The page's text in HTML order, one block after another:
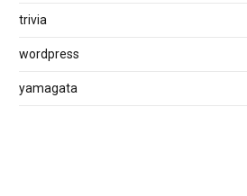
trivia
wordpress
yamagata